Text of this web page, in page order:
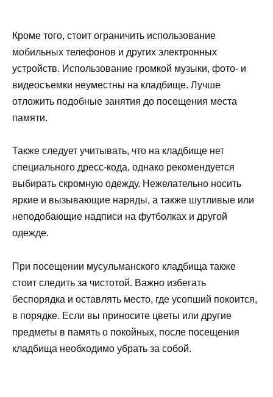
Кроме того, стоит ограничить использование
мобильных телефонов и других электронных
устройств. Использование громкой музыки, фото- и
видеосъемки неуместны на кладбище. Лучше
отложить подобные занятия до посещения места
памяти.
Также следует учитывать, что на кладбище нет
специального дресс-кода, однако рекомендуется
выбирать скромную одежду. Нежелательно носить
яркие и вызывающие наряды, а также шутливые или
неподобающие надписи на футболках и другой
одежде.
При посещении мусульманского кладбища также
стоит следить за чистотой. Важно избегать
беспорядка и оставлять место, где усопший покоится,
в порядке. Если вы приносите цветы или другие
предметы в память о покойных, после посещения
кладбища необходимо убрать за собой.